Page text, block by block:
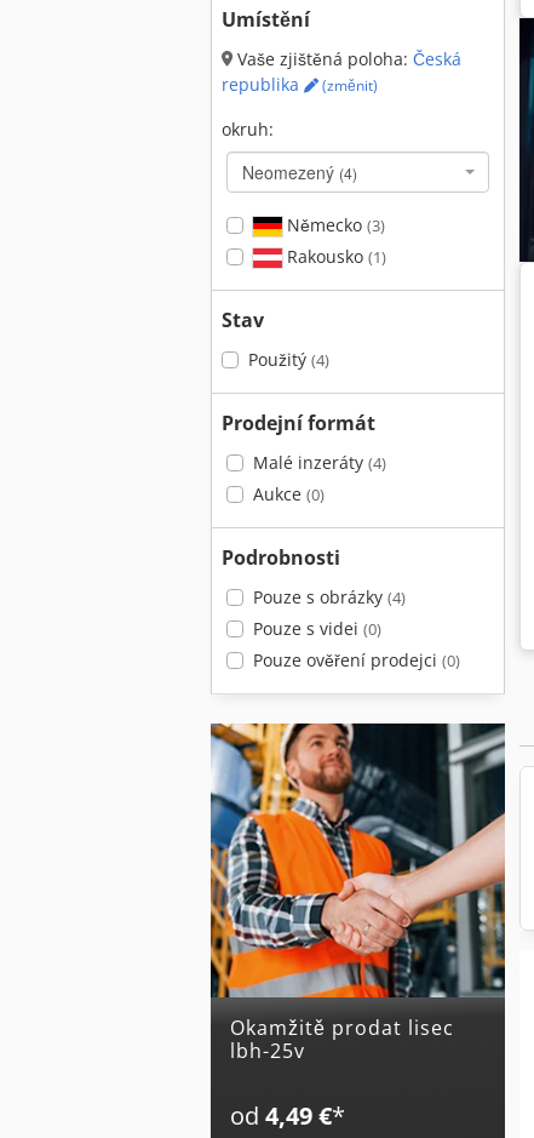
Umístění
Vaše zjištěná poloha: Česká
republika
(změnit)
okruh:
Neomezený (4)
Německo (3)
Rakousko (1)
Stav
Použitý (4)
Prodejní formát
Malé inzeráty (4)
Aukce (0)
Podrobnosti
Pouze s obrázky (4)
Pouze s videi (0)
Pouze ověření prodejci (0)
Okamžitě prodat lisec
lbh-25v
od 4,49 €*